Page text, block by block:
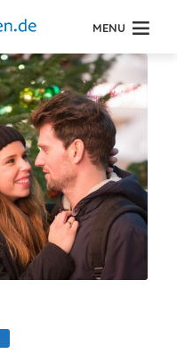
MENU